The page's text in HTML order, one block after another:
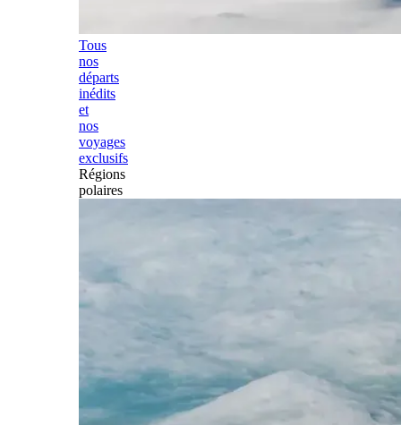
Tous
nos
départs
inédits
et
nos
voyages
exclusifs
Régions
polaires